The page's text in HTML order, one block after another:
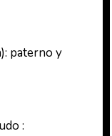
paterno y
: